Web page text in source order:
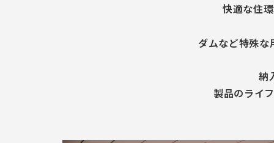
快適な住
ダムなど特殊な
納
製品のライ